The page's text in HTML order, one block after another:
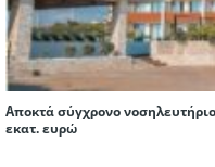
Αποκτά σύγχρονο
εκατ. ευρώ